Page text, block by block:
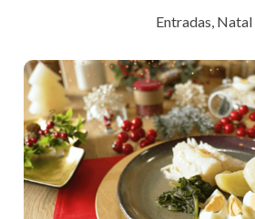
Entradas Natal